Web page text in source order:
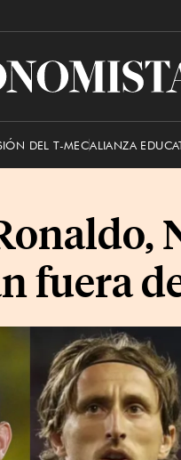
El
DEL T-MECALIANZA
fuera